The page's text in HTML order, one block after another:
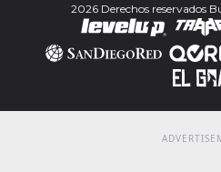
2026 Derechos reservados